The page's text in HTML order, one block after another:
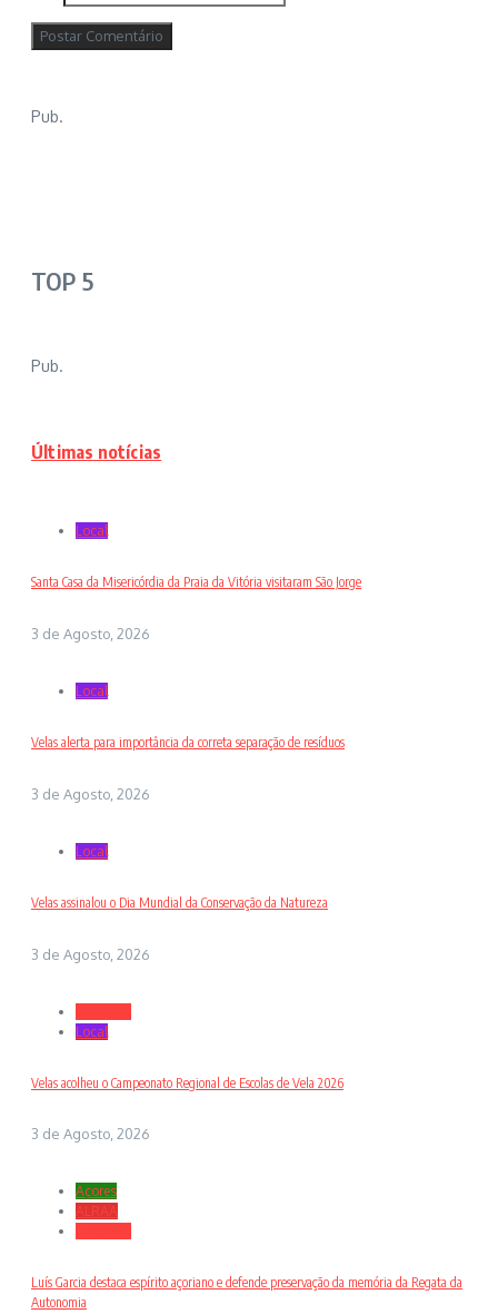
Pub.
TOP 5
Pub.
Últimas notícias
Local
Santa Casa da Misericórdia da Praia da Vitória visitaram São Jorge
3 de Agosto, 2026
Local
Velas alerta para importância da correta separação de resíduos
3 de Agosto, 2026
Local
Velas assinalou o Dia Mundial da Conservação da Natureza
3 de Agosto, 2026
Local
Velas acolheu o Campeonato Regional de Escolas de Vela 2026
3 de Agosto, 2026
Açores
ALRAA
Luís Garcia destaca espírito açoriano e defende preservação da memória da Regata da
Autonomia